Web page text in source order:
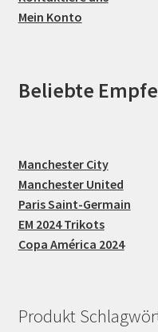
Mein Konto
Beliebte
Manchester City
Manchester United
Paris Saint-Germain
EM 2024 Trikots
Copa América 2024
Produkt